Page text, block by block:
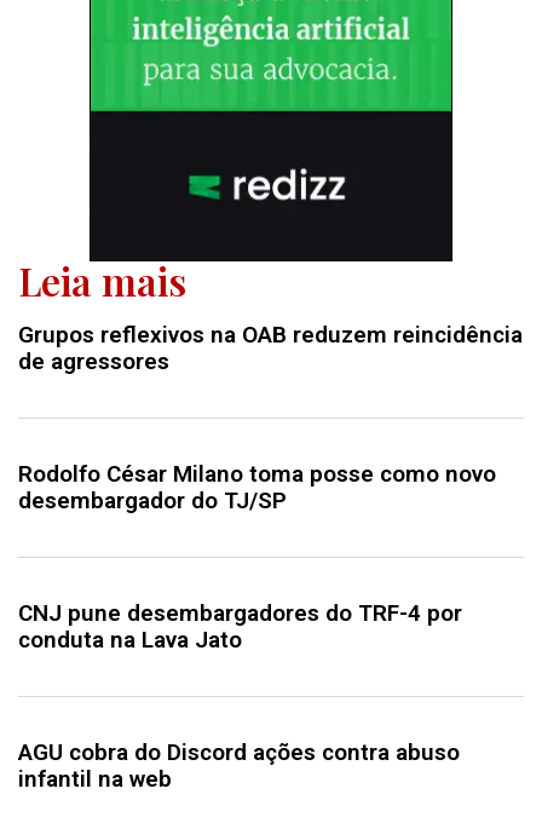
Leia mais
Grupos reflexivos na OAB reduzem reincidência
de agressores
Rodolfo César Milano toma posse como novo
desembargador do TJ/SP
CNJ pune desembargadores do TRF-4 por
conduta na Lava Jato
AGU cobra do Discord ações contra abuso
infantil na web